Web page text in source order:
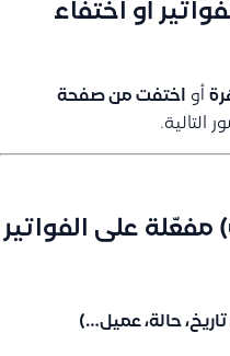
أو اختفاء
أو اختفت من صفحة
التالية.
مفعّلة على الفواتير
حالة، عميل…)